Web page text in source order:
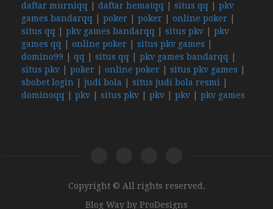
daftar murniqq
daftar hematqq situs qq
pkv
games bandarqq
poker poker online poker
situs qq
pkv games bandarqq situs pkv
pkv
games qq
online poker situs pkv games
domino99
qq situs qq pkv games bandarqq
situs pkv
poker online poker situs pkv games
sbobet login
judi bola situs judi bola resmi
dominoqq
pkv situs pkv pkv pkv pkv games
Copyright © All rights reserved.
Blog Way by ProDesigns